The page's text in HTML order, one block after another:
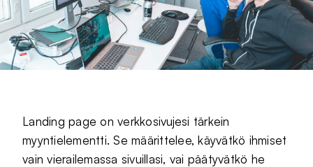
Landing page on verkkosivujesi tärkein
myyntielementti. Se määrittelee, käyvätkö ihmiset
vain vierailemassa sivuillasi, vai päätyvätkö he